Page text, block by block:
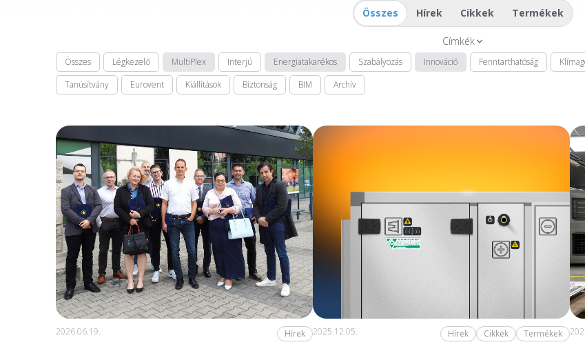
Összes Hírek Cikkek Termékek
Címkék
Összes Légkezelő MultiPlex Interjú Energiatakarékos Szabályozás Innováció Fenntarthatóság
Tanúsítvány
Eurovent Kiállítások Biztonság BIM Archív
2026.06.19. Hírek 2025.12.05. Hírek Cikkek Termékek